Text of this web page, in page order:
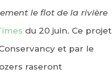
le flot de la rivière
du 20 juin. Ce projet
et par le
raseront